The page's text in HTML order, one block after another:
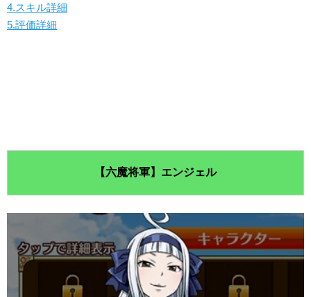
4.スキル詳細
5.評価詳細
【六魔将軍】エンジェル